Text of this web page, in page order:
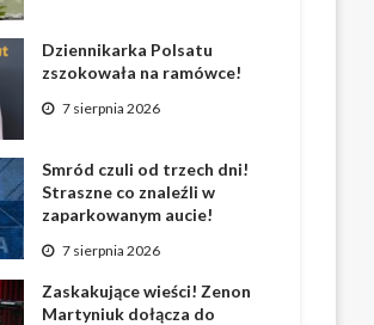
Dziennikarka Polsatu
zszokowała na ramówce!
7 sierpnia 2026
Smród czuli od trzech dni!
Straszne co znaleźli w
zaparkowanym aucie!
7 sierpnia 2026
Zaskakujące wieści! Zenon
Martyniuk dołącza do